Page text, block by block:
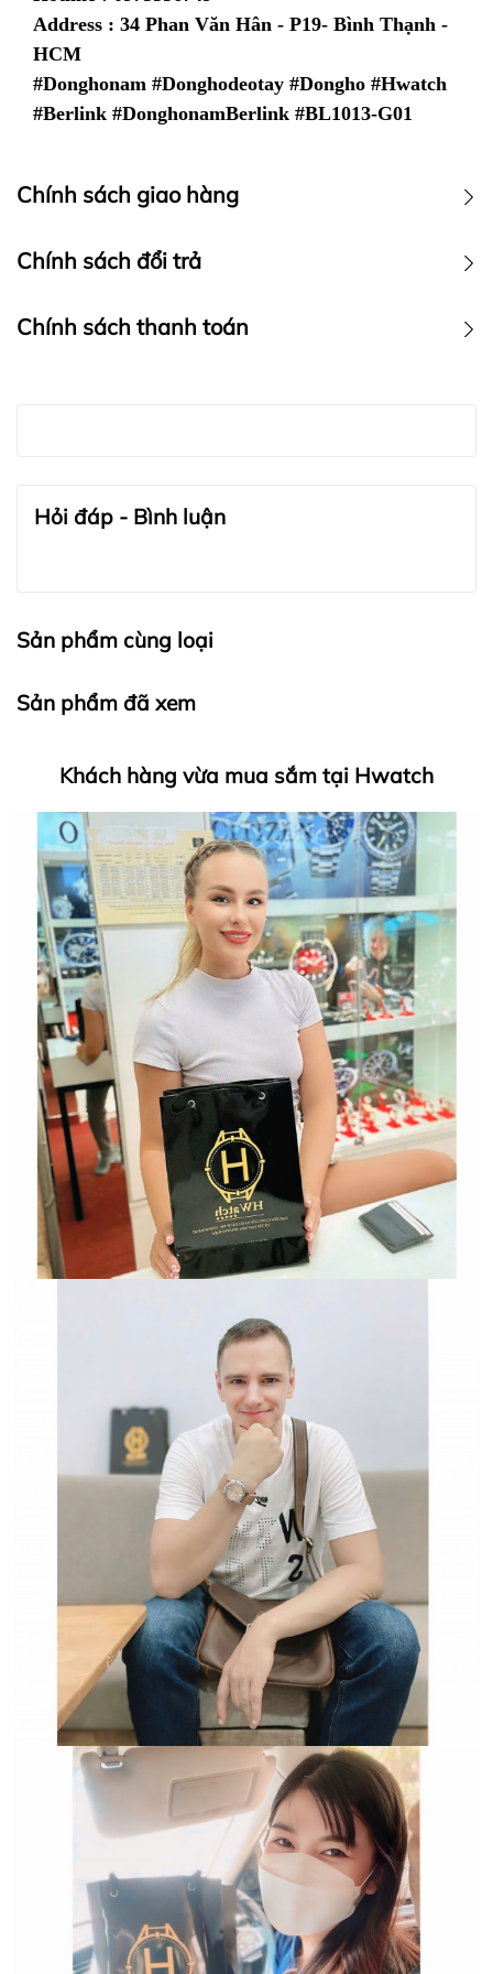
Address : 34 Phan Văn Hân - P19- Bình Thạnh -
HCM
#Donghonam #Donghodeotay #Dongho #Hwatch
#Berlink #DonghonamBerlink #BL1013-G01
Chính sách giao hàng
Chính sách vận chuyển
HWATCH Chuyên Nhập khẩu Và Phân Phối Các Loại
Đồng Hồ Chính Hãng
HWATCH Chuyên Nhập khẩu Và Phân Phối Các Loại
Đồng Hồ Chính Hãng
Chính sách đổi trả
Hwatch Chuyên Nhập khẩu Và Phân Phối Các Loại
Đồng Hồ Chính Hãng
Hwatch Chuyên Nhập khẩu Và Phân Phối Các Loại
Đồng Hồ Chính Hãng
Hwatch Chuyên Nhập khẩu Và Phân Phối Các Loại
Đồng Hồ Chính Hãng
Trường hợp không chấp
nhận đổi hoặc trả sản
Chính sách thanh toán
Hỏi đáp - Bình luận
Sản phẩm cùng loại
Sản phẩm đã xem
Khách hàng vừa mua sắm tại Hwatch